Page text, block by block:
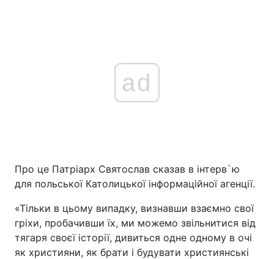
ad
Про це Патріарх Святослав сказав в інтерв`ю
для польської Католицької інформаційної агенції.
«Тільки в цьому випадку, визнавши взаємно свої
гріхи, пробачивши їх, ми можемо звільнитися від
тягаря своєї історії, дивиться одне одному в очі
як християни, як брати і будувати християнські